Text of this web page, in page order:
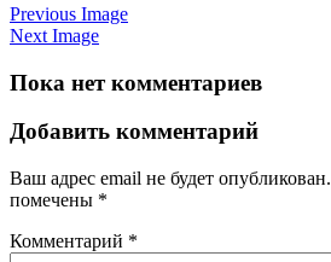
Previous Image
Next Image
Пока нет комментариев
Добавить комментарий
Ваш адрес email не будет опубликован.
помечены *
Комментарий *